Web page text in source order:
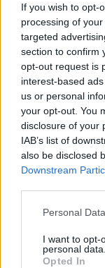
If you wish to opt-
processing of
targeted
section to confirm
opt-out request is
interest-based
us or personal
your opt-out. You
disclosure of your
IAB’s list of
also be disclosed
Downstream
Personal
I want to opt-
personal data.
Opted In
PACE (Peia)
Acțiunea
PDF (Lazarus)
PUSL (D.
PNȚCD
PNCR
Partidul
FAR (Coarnă)